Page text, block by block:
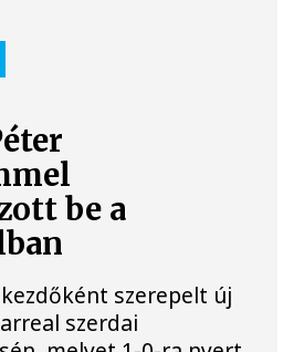
be a
szerepelt új
szerdai